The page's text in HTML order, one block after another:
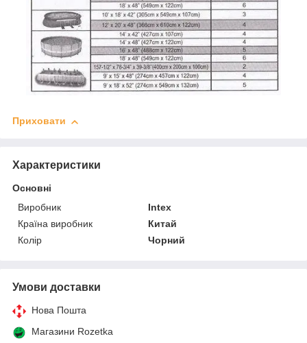
Приховати
Характеристики
Основні
Виробник
Intex
Країна виробник
Китай
Колір
Чорний
Умови доставки
Нова Пошта
Магазини Rozetka